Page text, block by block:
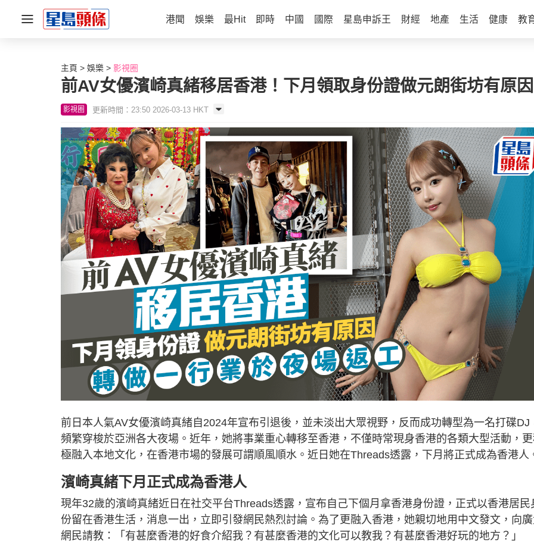
港聞 娛樂 最Hit 即時 中國 國際 星島申訴王 財經 地產 生活 健康 教
主頁 娛樂 影視圈
前AV女優濱崎真緒移居香港！下月領取身份證做元朗街坊有原
影視圈 更新時間：23:50 2026-03-13 HKT
前日本人氣AV女優濱崎真緒自2024年宣布引退後，並未淡出大眾視野，反而成功轉型為一名打碟DJ
頻繁穿梭於亞洲各大夜場。近年，她將事業重心轉移至香港，不僅時常現身香港的各類大型活動，
極融入本地文化，在香港市場的發展可謂順風順水。近日她在Threads透露，下月將正式成為香港人
濱崎真緒下月正式成為香港人
現年32歲的濱崎真緒近日在社交平台Threads透露，宣布自己下個月拿香港身份證，正式以香港居民
份留在香港生活，消息一出，立即引發網民熱烈討論。為了更融入香港，她親切地用中文發文，向
網民請教：「有甚麼香港的好食介紹我？有甚麼香港的文化可以教我？有甚麼香港好玩的地方？」